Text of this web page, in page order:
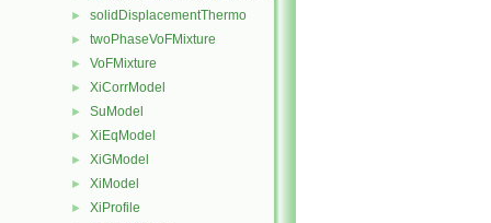
► solidDisplacementThermo
► twoPhaseVoFMixture
► VoFMixture
► XiCorrModel
► SuModel
► XiEqModel
► XiGModel
► XiModel
► XiProfile